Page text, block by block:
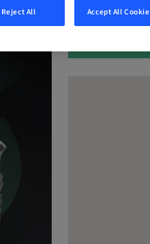
Reject All Accept All